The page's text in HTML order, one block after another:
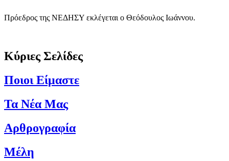
Πρόεδρος της ΝΕΔΗΣΥ εκλέγεται ο Θεόδουλος Ιωάννου.
Κύριες Σελίδες
Ποιοι Είμαστε
Τα Νέα Μας
Αρθρογραφία
Μέλη